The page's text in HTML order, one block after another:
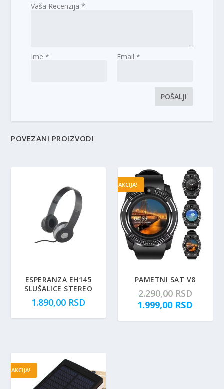
Vaša Recenzija*
Ime* Email *
POVEZANI PROIZVODI
ESPERANZA EH145
SLUŠALICE STEREO
1.890,00 RSD
AKCIJA!
PAMETNI SAT V8
2.290,00RSDO
r
1.999,00 RSD
AKCIJA!